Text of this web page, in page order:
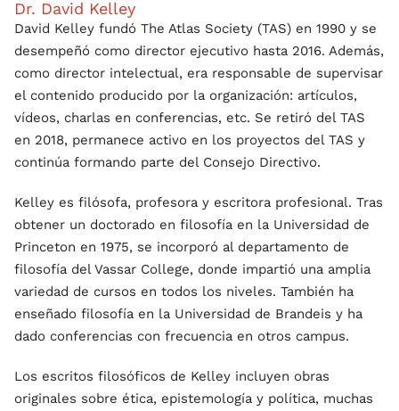
Dr. David Kelley
David Kelley fundó The Atlas Society (TAS) en 1990 y se
desempeñó como director ejecutivo hasta 2016. Además,
como director intelectual, era responsable de supervisar
el contenido producido por la organización: artículos,
vídeos, charlas en conferencias, etc. Se retiró del TAS
en 2018, permanece activo en los proyectos del TAS y
continúa formando parte del Consejo Directivo.
Kelley es filósofa, profesora y escritora profesional. Tras
obtener un doctorado en filosofía en la Universidad de
Princeton en 1975, se incorporó al departamento de
filosofía del Vassar College, donde impartió una amplia
variedad de cursos en todos los niveles. También ha
enseñado filosofía en la Universidad de Brandeis y ha
dado conferencias con frecuencia en otros campus.
Los escritos filosóficos de Kelley incluyen obras
originales sobre ética, epistemología y política, muchas